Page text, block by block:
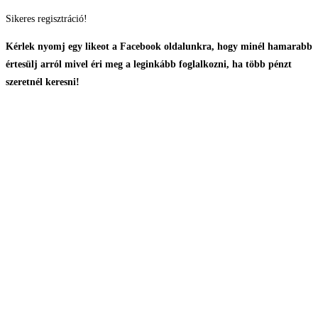
Skip
Sikeres regisztráció!
Kérlek nyomj egy likeot a Facebook oldalunkra, hogy minél hamarabb
értesülj arról mivel éri meg a leginkább foglalkozni, ha több pénzt
szeretnél keresni!